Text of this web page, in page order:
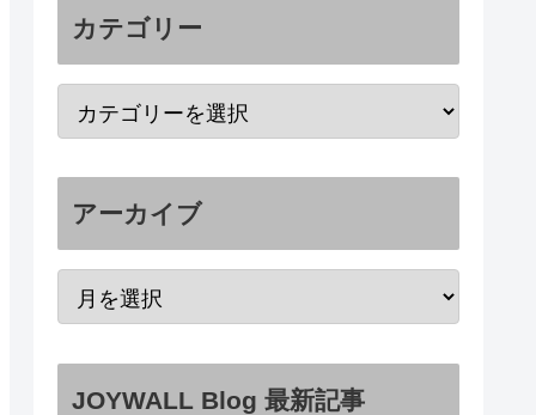
カテゴリー
アーカイブ
JOYWALL Blog 最新記事